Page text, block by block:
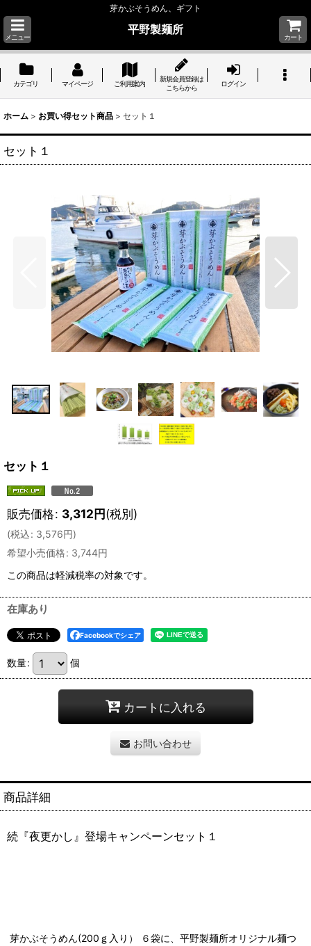
芽かぶそうめん、ギフト
メニュー
平野製麺所
カート
カテゴリ マイページ ご利用案内
新規会員登録は
こちらから
ログイン
ホーム > お買い得セット商品 > セット１
セット１
セット１
販売価格: 3,312円(税別)
(税込: 3,576円)
希望小売価格: 3,744円
この商品は軽減税率の対象です。
在庫あり
Facebookでシェア
数量: 個
カートに入れる
お問い合わせ
商品詳細
続『夜更かし』登場キャンペーンセット１
芽かぶそうめん(200ｇ入り） ６袋に、平野製麺所オリジナル麺つ